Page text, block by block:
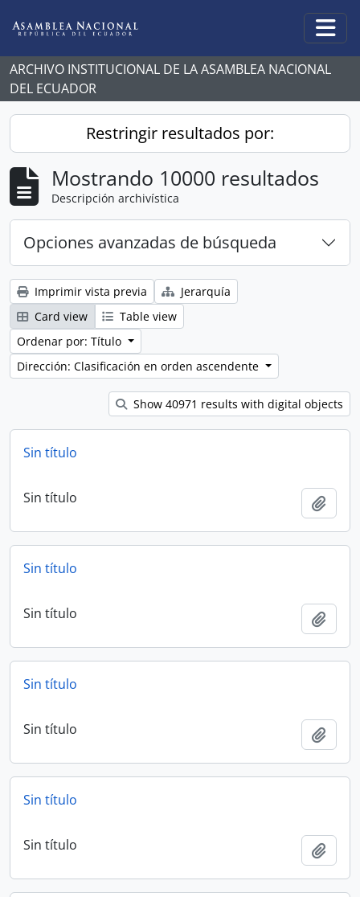
ARCHIVO INSTITUCIONAL DE LA ASAMBLEA NACIONAL
DEL ECUADOR
Restringir resultados por:
Mostrando 10000 resultados
Descripción archivística
Opciones avanzadas de búsqueda
Imprimir vista previa
Jerarquía
Card view
Table view
Ordenar por: Título
Dirección: Clasificación en orden ascendente
Show 40971 results with digital objects
Sin título
Sin título
Sin título
Sin título
Sin título
Sin título
Sin título
Sin título